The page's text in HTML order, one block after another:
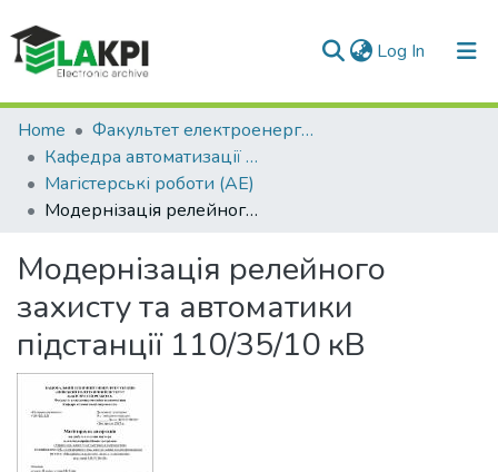
Log In (current)
Communities & Collections
All of DSpace
Statistics
Home
Факультет електроенерготехніки та автоматики (ФЕА)
Кафедра автоматизації енергосистем (АЕ)
Магістерські роботи (АЕ)
Модернізація релейного захисту та автоматики підстанції 110/35/10 кВ
Модернізація релейного
захисту та автоматики
підстанції 110/35/10 кВ